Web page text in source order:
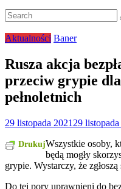
Aktualności Baner
Rusza akcja
przeciw grypie
pełnoletnich
29 listopada 2021 29 listopada
DrukujWszystkie osoby,
będą mogły
grypie. Wystarczy, że
Do tej pory uprawnieni do